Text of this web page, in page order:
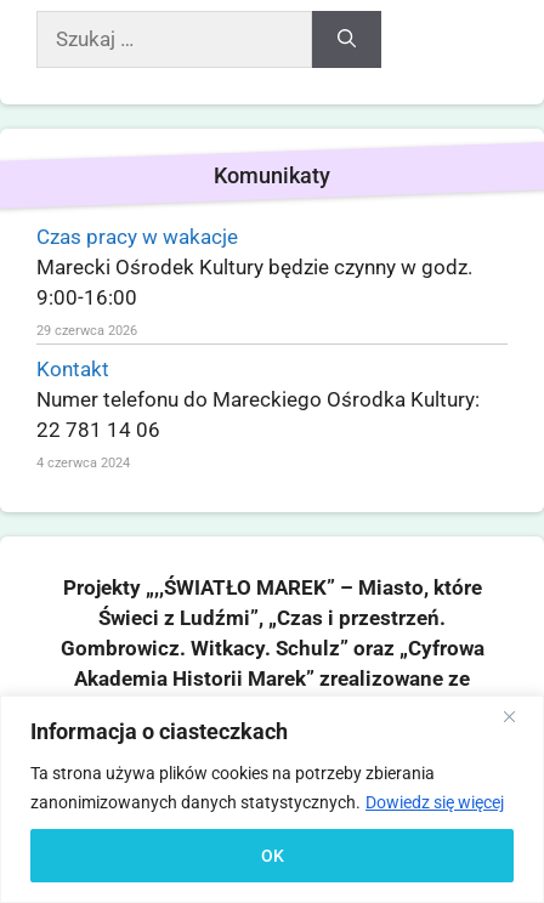
Informacja o ciasteczkach
Ta strona używa plików cookies na potrzeby zbierania
zanonimizowanych danych statystycznych. Dowiedz się więcej
OK
Komunikaty
Czas pracy w wakacje
Marecki Ośrodek Kultury będzie czynny w godz.
9:00-16:00
29 czerwca 2026
Kontakt
Numer telefonu do Mareckiego Ośrodka Kultury:
22 781 14 06
4 czerwca 2024
Projekty „,,ŚWIATŁO MAREK” – Miasto, które
Świeci z Ludźmi”, „Czas i przestrzeń.
Gombrowicz. Witkacy. Schulz” oraz „Cyfrowa
Akademia Historii Marek” zrealizowane ze